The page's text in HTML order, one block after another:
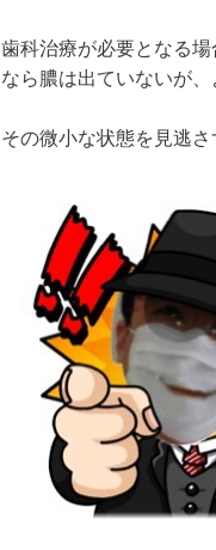
歯科治療が必要となる
なら膿は出ていないが、
その微小な状態を見逃